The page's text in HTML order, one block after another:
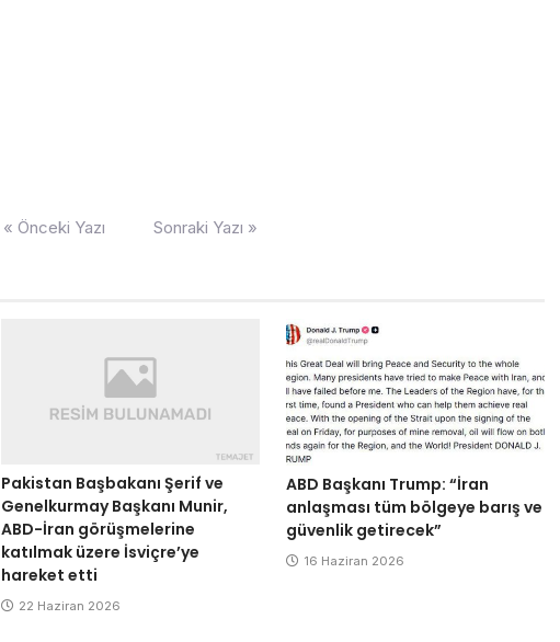
« Önceki Yazı Sonraki Yazı »
Pakistan Başbakanı Şerif ve
Genelkurmay Başkanı Munir,
ABD-İran görüşmelerine
katılmak üzere İsviçre’ye
hareket etti
22 Haziran 2026
ABD Başkanı Trump: “İran
anlaşması tüm bölgeye barış ve
güvenlik getirecek”
16 Haziran 2026